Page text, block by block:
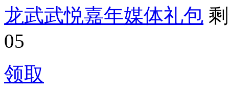
龙武武悦嘉年媒体礼包
05
领取